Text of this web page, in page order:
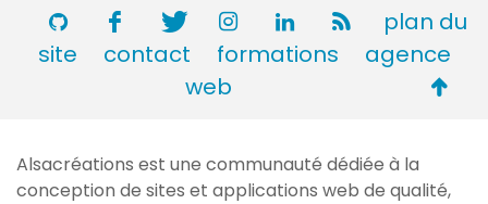
plan du
site
contact formations
agence
web
de
Alsacréations est une communauté dédiée à la
conception de sites et applications web de qualité,